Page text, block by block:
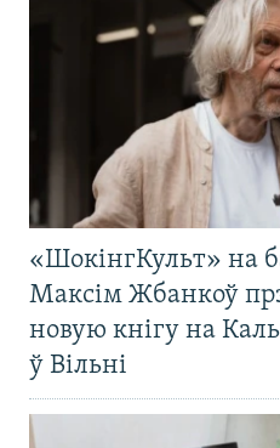
«ШокінгКульт» на
Максім Жбанкоў
новую кнігу на
ў Вільні